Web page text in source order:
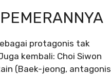
protagonis tak
kembali: Choi Siwon
(Baek-jeong, antagonis